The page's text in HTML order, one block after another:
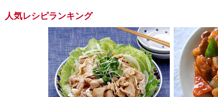
人気レシピランキング